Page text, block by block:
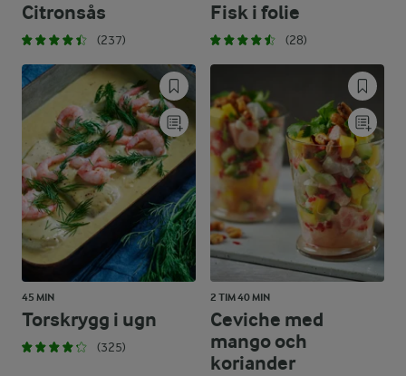
Citronsås
(237)
Fisk i folie
(28)
45 MIN
Torskrygg i ugn
(325)
2 TIM 40 MIN
Ceviche med
mango och
koriander